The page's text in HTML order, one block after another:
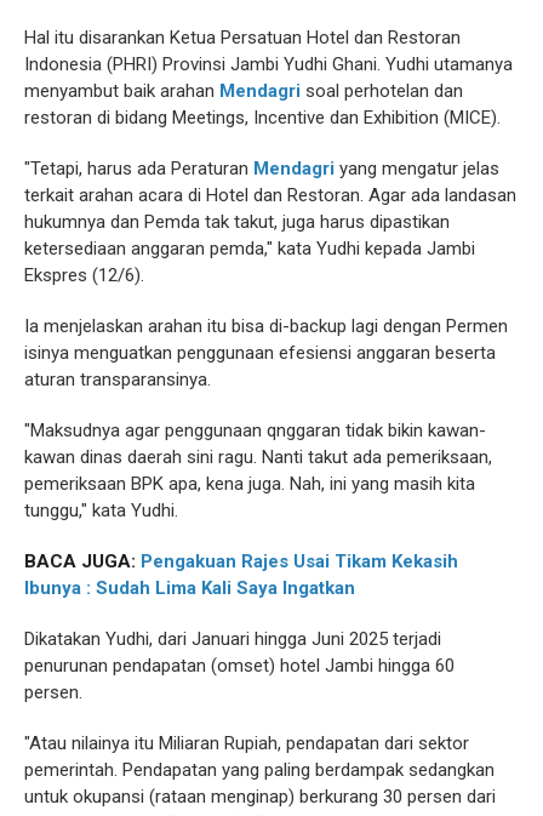
Hal itu disarankan Ketua Persatuan Hotel dan Restoran
Indonesia (PHRI) Provinsi Jambi Yudhi Ghani. Yudhi utamanya
menyambut baik arahan Mendagri soal perhotelan dan
restoran di bidang Meetings, Incentive dan Exhibition (MICE).
"Tetapi, harus ada Peraturan Mendagri yang mengatur jelas
terkait arahan acara di Hotel dan Restoran. Agar ada landasan
hukumnya dan Pemda tak takut, juga harus dipastikan
ketersediaan anggaran pemda," kata Yudhi kepada Jambi
Ekspres (12/6).
Ia menjelaskan arahan itu bisa di-backup lagi dengan Permen
isinya menguatkan penggunaan efesiensi anggaran beserta
aturan transparansinya.
"Maksudnya agar penggunaan qnggaran tidak bikin kawan-
kawan dinas daerah sini ragu. Nanti takut ada pemeriksaan,
pemeriksaan BPK apa, kena juga. Nah, ini yang masih kita
tunggu," kata Yudhi.
BACA JUGA: Pengakuan Rajes Usai Tikam Kekasih
Ibunya : Sudah Lima Kali Saya Ingatkan
Dikatakan Yudhi, dari Januari hingga Juni 2025 terjadi
penurunan pendapatan (omset) hotel Jambi hingga 60
persen.
"Atau nilainya itu Miliaran Rupiah, pendapatan dari sektor
pemerintah. Pendapatan yang paling berdampak sedangkan
untuk okupansi (rataan menginap) berkurang 30 persen dari